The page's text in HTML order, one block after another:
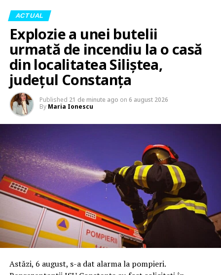
ACTUAL
Explozie a unei butelii
urmată de incendiu la o casă
din localitatea Siliștea,
județul Constanța
Published 21 de minute ago on 6 august 2026
By Maria Ionescu
Astăzi, 6 august, s-a dat alarma la pompieri.